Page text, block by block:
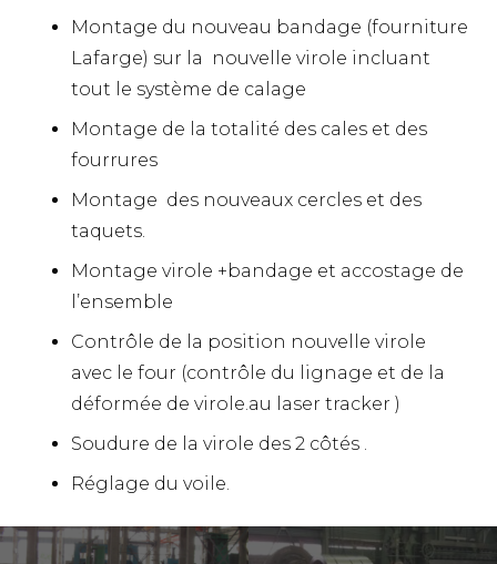
Montage du nouveau bandage (fourniture
Lafarge) sur la nouvelle virole incluant
tout le système de calage
Montage de la totalité des cales et des
fourrures
Montage des nouveaux cercles et des
taquets.
Montage virole +bandage et accostage de
l’ensemble
Contrôle de la position nouvelle virole
avec le four (contrôle du lignage et de la
déformée de virole.au laser tracker )
Soudure de la virole des 2 côtés .
Réglage du voile.